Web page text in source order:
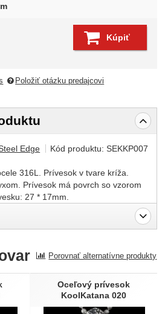
Kúpiť
Položiť otázku predajcovi
Edge Kód produktu:SEKKP007
316L. Prívesok v tvare kríža.
Prívesok má povrch so vzorom
27 * 17mm.
žiadna recenzia.
Porovnať alternatívne produkty
Oceľový prívesok
KoolKatana 020